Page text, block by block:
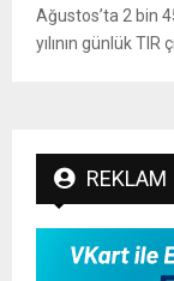
Ağustos’ta 2 bin
yılının günlük TIR
REKLAM